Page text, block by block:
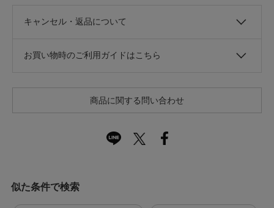
キャンセル・返品について
お買い物時のご利用ガイドはこちら
商品に関する問い合わせ
似た条件で検索